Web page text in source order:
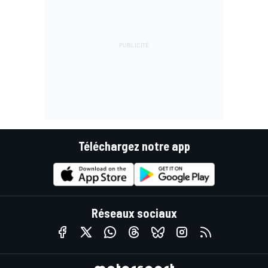
Téléchargez notre app
Réseaux sociaux